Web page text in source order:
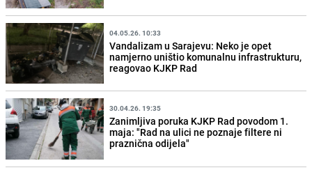
04.05.26. 10:33
Vandalizam u Sarajevu: Neko je opet
namjerno uništio komunalnu infrastrukturu,
reagovao KJKP Rad
30.04.26. 19:35
Zanimljiva poruka KJKP Rad povodom 1.
maja: "Rad na ulici ne poznaje filtere ni
praznična odijela"